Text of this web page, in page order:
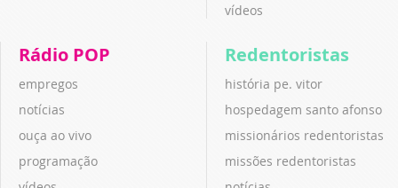
vídeos
Rádio POP
empregos
notícias
ouça ao vivo
programação
Redentoristas
história pe. vitor
hospedagem santo afonso
missionários redentoristas
missões redentoristas